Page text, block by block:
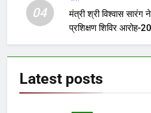
Yugkranti
क्राइम